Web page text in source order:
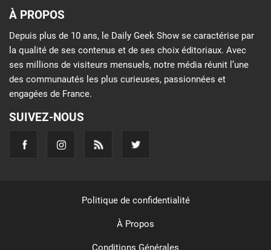
À PROPOS
Depuis plus de 10 ans, le Daily Geek Show se caractérise par
la qualité de ses contenus et de ses choix éditoriaux. Avec
ses millions de visiteurs mensuels, notre média réunit l’une
des communautés les plus curieuses, passionnées et
engagées de France.
SUIVEZ-NOUS
Politique de confidentialité
À Propos
Conditions Générales